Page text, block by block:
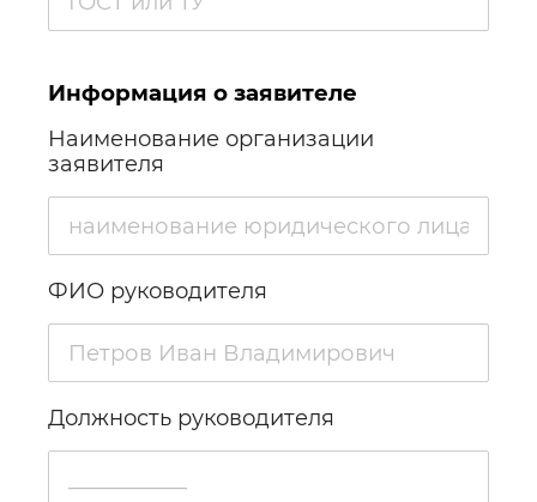
Информация о заявителе
Наименование организации
заявителя
ФИО руководителя
Должность руководителя